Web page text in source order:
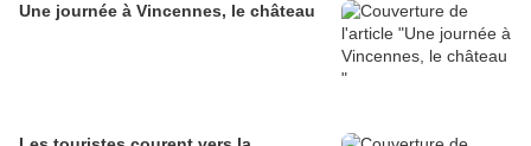
Une journée à Vincennes, le château